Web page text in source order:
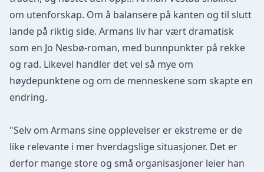
om utenforskap. Om å balansere på kanten og til slutt
lande på riktig side. Armans liv har vært dramatisk
som en Jo Nesbø-roman, med bunnpunkter på rekke
og rad. Likevel handler det vel så mye om
høydepunktene og om de menneskene som skapte en
endring.
"Selv om Armans sine opplevelser er ekstreme er de
like relevante i mer hverdagslige situasjoner. Det er
derfor mange store og små organisasjoner leier han